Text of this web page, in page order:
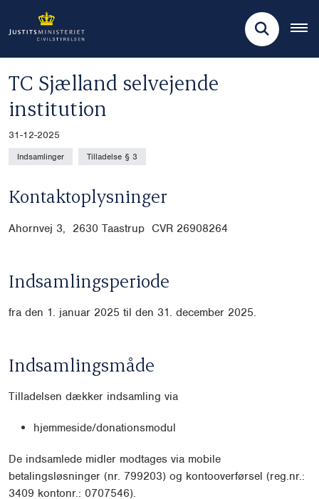
TC Sjælland selvejende
institution
31-12-2025
Indsamlinger Tilladelse § 3
Kontaktoplysninger
Ahornvej 3, 2630 Taastrup CVR 26908264
Indsamlingsperiode
fra den 1. januar 2025 til den 31. december 2025.
Indsamlingsmåde
Tilladelsen dækker indsamling via
hjemmeside/donationsmodul
De indsamlede midler modtages via mobile
betalingsløsninger (nr. 799203) og kontooverførsel (reg.nr.:
3409 kontonr.: 0707546).